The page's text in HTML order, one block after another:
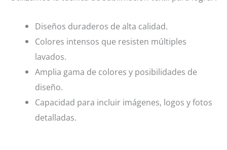
Diseños duraderos de alta calidad.
Colores intensos que resisten múltiples
lavados.
Amplia gama de colores y posibilidades de
diseño.
Capacidad para incluir imágenes, logos y fotos
detalladas.